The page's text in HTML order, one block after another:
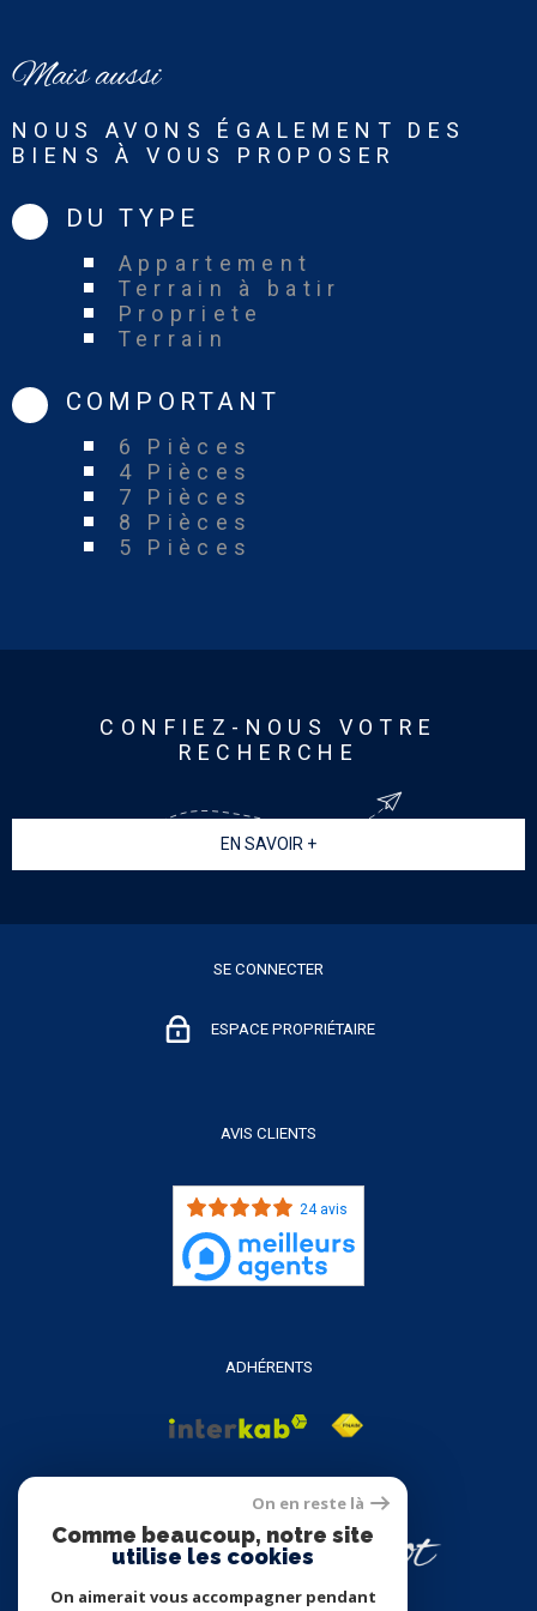
Mais aussi
NOUS AVONS ÉGALEMENT DES
BIENS À VOUS PROPOSER
DU TYPE
Appartement
Terrain à batir
Propriete
Terrain
COMPORTANT
6 Pièces
4 Pièces
7 Pièces
8 Pièces
5 Pièces
CONFIEZ-NOUS VOTRE
RECHERCHE
EN SAVOIR +
SE CONNECTER
ESPACE PROPRIÉTAIRE
AVIS CLIENTS
24 avis
ADHÉRENTS
On en reste là
Comme beaucoup, notre site
utilise les cookies
On aimerait vous accompagner pendant